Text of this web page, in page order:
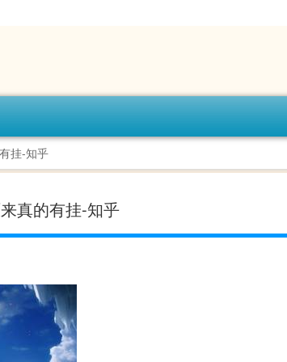
挂-知乎
真的有挂-知乎